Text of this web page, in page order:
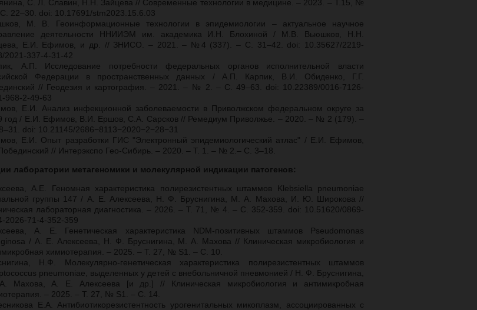
С. Л. Славин, Н.Н. Зайцева // Современные технологии в медицине . – 2023. – Т.15, №
22–30. doi: 10.17691/stm2023.15.6.03
М. В. Геоинформационные технологии в эпидемиологии – актуальное научное
деятельности ННИИЭМ им. академика И.Н. Блохиной / М.В. Вьюшков, Н.Н.
Е.И. Ефимов, и др. // ЗНИСО. – 2021. – №4 (337). – С. 31–42. doi: 10.35627/2219-
2021-337-4-31-42
А.П. Исследование потребности федеральных органов исполнительной власти
Федерации в пространственных данных / А.П. Карпик, В.И. Обиденко, Г.Г.
// Геодезия и картография. – 2021. – № 2. – С. 49–63. doi: 10.22389/0016-7126-
968-2-49-63
Е.И. Анализ инфекционной заболеваемости в Приволжском федеральном округе за
год / Е.И. Ефимов, В.И. Ершов, С.А. Сарсков // Ремедиум Приволжье. – 2020. – № 2 (179). –
doi: 10.21145/2686−8113−2020−2−28−31
Е.И. Опыт разработки ГИС "Электронный эпидемиологический атлас" / Е.И. Ефимов,
// Интерэкспо Гео-Сибирь. – 2020. – Т. 1. – № 2.– С. 3–18.
лаборатории метагеномики и молекулярной индикации патогенов:
А.Е. Геномная характеристика полирезистентных штаммов Klebsiella pneumoniae
группы 147 / А. Е. Алексеева, Н. Ф. Бруснигина, М. А. Махова, И. Ю. Широкова //
лабораторная диагностика. – 2026. – Т. 71, № 4. – С. 352-359. doi: 10.51620/0869-
2026-71-4-352-359
А. Е. Генетическая характеристика NDM-позитивных штаммов Pseudomonas
/ А. Е. Алексеева, Н. Ф. Бруснигина, М. А. Махова // Клиническая микробиология и
химиотерапия. – 2025. – Т. 27, № S1. – С. 10.
Н.Ф. Молекулярно-генетическая характеристика полирезистентных штаммов
pneumoniae, выделенных у детей с внебольничной пневмонией / Н. Ф. Бруснигина,
Махова, А. Е. Алексеева [и др.] // Клиническая микробиология и антимикробная
– 2025. – Т. 27, № S1. – С. 14.
Е.А. Антибиотикорезистентность урогенитальных микоплазм, ассоциированных с